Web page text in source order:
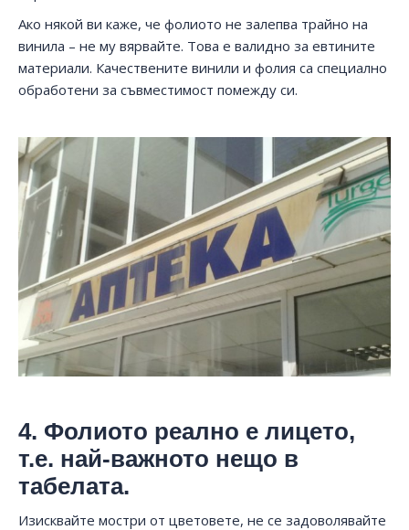
Ако някой ви каже, че фолиото не залепва трайно на
винила – не му вярвайте. Това е валидно за евтините
материали. Качествените винили и фолия са специално
обработени за съвместимост помежду си.
4. Фолиото реално е лицето,
т.е. най-важното нещо в
табелата.
Изисквайте мостри от цветовете, не се задоволявайте